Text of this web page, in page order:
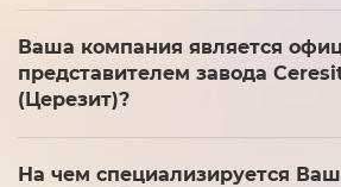
Ваша компания является
представителем завода
(Церезит)?
На чем специализируется